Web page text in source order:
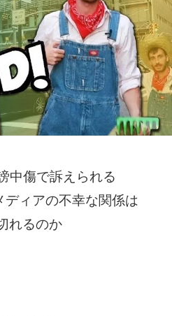
中傷で訴えられる
ィアの不幸な関係は
れるのか